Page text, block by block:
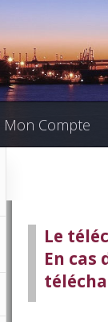
Mon Compte
Le
En cas